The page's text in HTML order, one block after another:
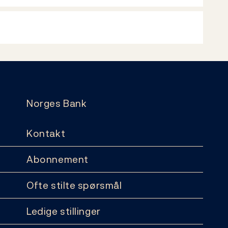
Norges Bank
Kontakt
Abonnement
Ofte stilte spørsmål
Ledige stillinger